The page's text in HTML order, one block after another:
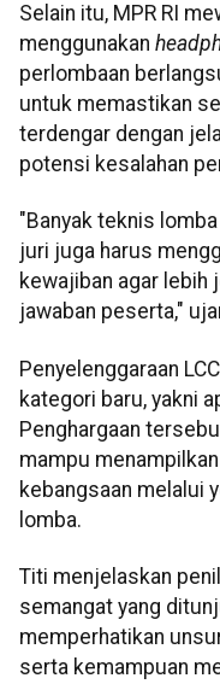
Selain itu, MPR RI
menggunakan
perlombaan
untuk memastikan
terdengar dengan
potensi kesalahan
"Banyak teknis
juri juga harus
kewajiban agar lebih
jawaban peserta,"
Penyelenggaraan
kategori baru, yakni
Penghargaan
mampu
kebangsaan melalui
lomba.
Titi menjelaskan
semangat yang
memperhatikan
serta kemampuan